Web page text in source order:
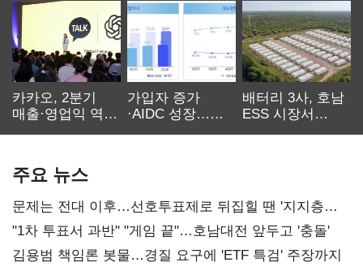
카카오, 2분기
매출·영업익 역대
가입자 증가
·AIDC 성장…
배터리 3사, 호남
ESS 시장서
주요 뉴스
문제는 전대 이후…선호투표제로 뒤집힐 땐 '지지층
불복'
"1차 투표서 과반" "게임 끝"…호남대전 앞두고 '충돌'
김용범 책임론 봇물…경질 요구에 'ETF 특검' 주장까지